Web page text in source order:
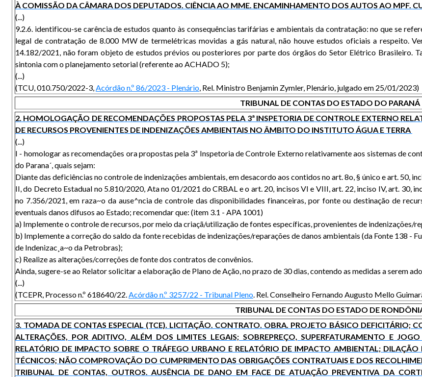
À COMISSÃO DA CÂMARA DOS DEPUTADOS. CIÊNCIA AO MME. ENCAMINHAMENTO DOS AUTOS AO MPF.
(...)
9.2.6. identificou-se carência de estudos quanto às consequências tarifárias e ambientais da contratação: no que se
legal de contratação de 8.000 MW de termelétricas movidas a gás natural, não houve estudos oficiais a respeito.
14.182/2021, não foram objeto de estudos prévios ou posteriores por parte dos órgãos do Setor Elétrico Brasileiro.
sintonia com o planejamento setorial (referente ao ACHADO 5);
(...)
(TCU, 010.750/2022-3,Acórdão n.º 86/2023 - Plenário, Rel. Ministro Benjamin Zymler, Plenário, julgado em 25/01/2023)
TRIBUNAL DE CONTAS DO ESTADO DO PARANÁ
2. HOMOLOGAÇÃO DE RECOMENDAÇÕES PROPOSTAS PELA 3ª INSPETORIA DE CONTROLE EXTERNO
DE RECURSOS PROVENIENTES DE INDENIZAÇÕES AMBIENTAIS NO ÂMBITO DO INSTITUTO ÁGUA E TERRA
(...)
I - homologar as recomendações ora propostas pela 3ª Inspetoria de Controle Externo relativamente aos sistemas de
do Parana´, quais sejam:
Diante das deficiências no controle de indenizações ambientais, em desacordo aos contidos no art. 8o, § único e art. 50,
II, do Decreto Estadual no 5.810/2020, Ata no 01/2021 do CRBAL e o art. 20, incisos VI e VIII, art. 22, inciso IV, art. 30,
no 7.356/2021, em raza~o da ause^ncia de controle das disponibilidades financeiras, por fonte ou destinação de
eventuais danos difusos ao Estado; recomendar que: (item 3.1 - APA 1001)
a) Implemente o controle de recursos, por meio da criaçã/utilização de fontes específicas, provenientes de indenizações/
b) Implemente a correção do saldo da fonte recebidas de indenizações/reparações de danos ambientais (da Fonte 138 -
de Indenizac¸a~o da Petrobras);
c) Realize as alterações/correções de fonte dos contratos de convênios.
Ainda, sugere-se ao Relator solicitar a elaboração de Plano de Ação, no prazo de 30 dias, contendo as medidas a serem
(...)
(TCEPR, Processo n.º 618640/22.Acórdão n.º 3257/22 - Tribunal Pleno. Rel. Conselheiro Fernando Augusto Mello
TRIBUNAL DE CONTAS DO ESTADO DE
3. TOMADA DE CONTAS ESPECIAL (TCE). LICITAÇÃO. CONTRATO. OBRA. PROJETO BÁSICO DEFICITÁRIO;
ALTERAÇÕES, POR ADITIVO, ALÉM DOS LIMITES LEGAIS; SOBREPREÇO, SUPERFATURAMENTO E
RELATÓRIO DE IMPACTO SOBRE O TRÁFEGO URBANO E RELATÓRIO DE IMPACTO AMBIENTAL;
TÉCNICOS; NÃO COMPROVAÇÃO DO CUMPRIMENTO DAS OBRIGAÇÕES CONTRATUAIS E DOS
TRIBUNAL DE CONTAS, OUTROS. AUSÊNCIA DE DANO EM FACE DE ATUAÇÃO PREVENTIVA DA